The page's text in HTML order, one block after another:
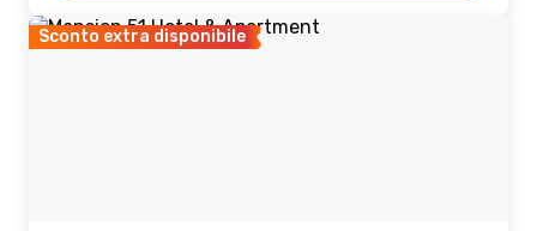
Sconto extra disponibile